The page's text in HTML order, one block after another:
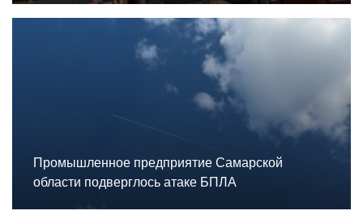
Промышленное предприятие Самарской
области подверглось атаке БПЛА